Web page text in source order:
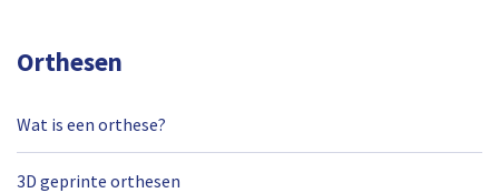
Orthesen
Wat is een orthese?
3D geprinte orthesen